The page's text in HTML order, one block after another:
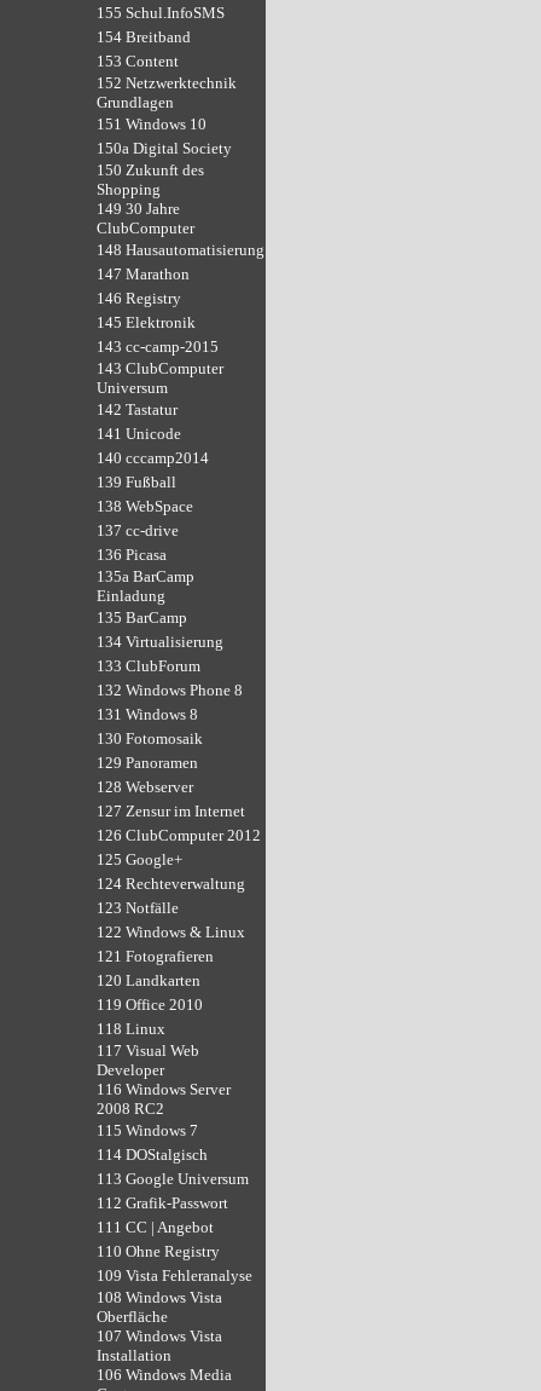
155 Schul.InfoSMS
154 Breitband
153 Content
152 Netzwerktechnik
Grundlagen
151 Windows 10
150a Digital Society
150 Zukunft des
Shopping
149 30 Jahre
ClubComputer
148 Hausautomatisierung
147 Marathon
146 Registry
145 Elektronik
143 cc-camp-2015
143 ClubComputer
Universum
142 Tastatur
141 Unicode
140 cccamp2014
139 Fußball
138 WebSpace
137 cc-drive
136 Picasa
135a BarCamp
Einladung
135 BarCamp
134 Virtualisierung
133 ClubForum
132 Windows Phone 8
131 Windows 8
130 Fotomosaik
129 Panoramen
128 Webserver
127 Zensur im Internet
126 ClubComputer 2012
125 Google+
124 Rechteverwaltung
123 Notfälle
122 Windows & Linux
121 Fotografieren
120 Landkarten
119 Office 2010
118 Linux
117 Visual Web
Developer
116 Windows Server
2008 RC2
115 Windows 7
114 DOStalgisch
113 Google Universum
112 Grafik-Passwort
111 CC | Angebot
110 Ohne Registry
109 Vista Fehleranalyse
108 Windows Vista
Oberfläche
107 Windows Vista
Installation
106 Windows Media